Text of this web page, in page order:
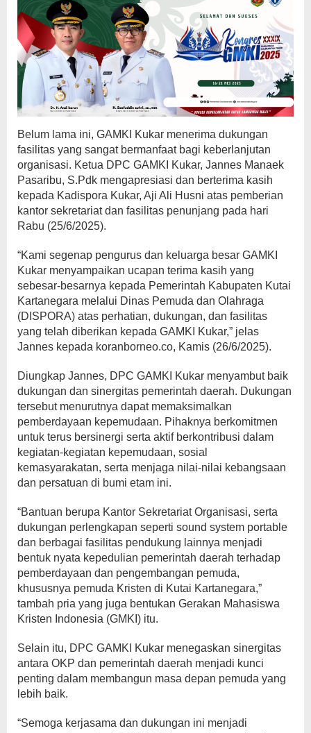
Belum lama ini, GAMKI Kukar menerima dukungan
fasilitas yang sangat bermanfaat bagi keberlanjutan
organisasi. Ketua DPC GAMKI Kukar, Jannes Manaek
Pasaribu, S.Pdk mengapresiasi dan berterima kasih
kepada Kadispora Kukar, Aji Ali Husni atas pemberian
kantor sekretariat dan fasilitas penunjang pada hari
Rabu (25/6/2025).
“Kami segenap pengurus dan keluarga besar GAMKI
Kukar menyampaikan ucapan terima kasih yang
sebesar-besarnya kepada Pemerintah Kabupaten Kutai
Kartanegara melalui Dinas Pemuda dan Olahraga
(DISPORA) atas perhatian, dukungan, dan fasilitas
yang telah diberikan kepada GAMKI Kukar,” jelas
Jannes kepada koranborneo.co, Kamis (26/6/2025).
Diungkap Jannes, DPC GAMKI Kukar menyambut baik
dukungan dan sinergitas pemerintah daerah. Dukungan
tersebut menurutnya dapat memaksimalkan
pemberdayaan kepemudaan. Pihaknya berkomitmen
untuk terus bersinergi serta aktif berkontribusi dalam
kegiatan-kegiatan kepemudaan, sosial
kemasyarakatan, serta menjaga nilai-nilai kebangsaan
dan persatuan di bumi etam ini.
“Bantuan berupa Kantor Sekretariat Organisasi, serta
dukungan perlengkapan seperti sound system portable
dan berbagai fasilitas pendukung lainnya menjadi
bentuk nyata kepedulian pemerintah daerah terhadap
pemberdayaan dan pengembangan pemuda,
khususnya pemuda Kristen di Kutai Kartanegara,”
tambah pria yang juga bentukan Gerakan Mahasiswa
Kristen Indonesia (GMKI) itu.
Selain itu, DPC GAMKI Kukar menegaskan sinergitas
antara OKP dan pemerintah daerah menjadi kunci
penting dalam membangun masa depan pemuda yang
lebih baik.
“Semoga kerjasama dan dukungan ini menjadi